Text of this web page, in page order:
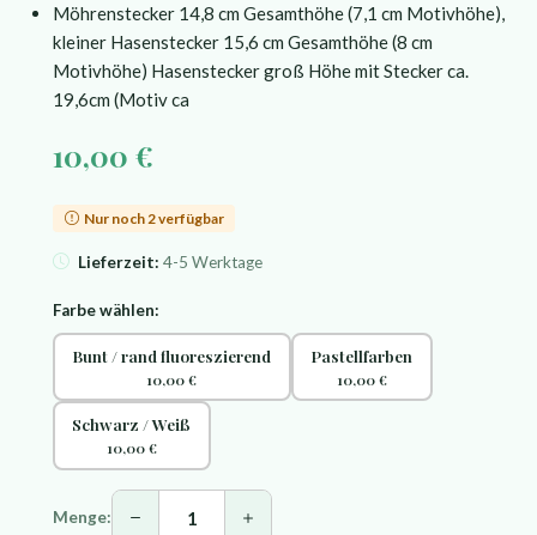
Möhrenstecker 14,8 cm Gesamthöhe (7,1 cm Motivhöhe),
kleiner Hasenstecker 15,6 cm Gesamthöhe (8 cm
Motivhöhe) Hasenstecker groß Höhe mit Stecker ca.
19,6cm (Motiv ca
10,00 €
Nur noch 2 verfügbar
Lieferzeit: 4-5 Werktage
Farbe wählen:
Bunt / rand fluoreszierend
10,00 €
Pastellfarben
10,00 €
Schwarz / Weiß
10,00 €
Menge: